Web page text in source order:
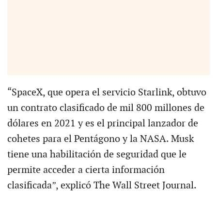
“SpaceX, que opera el servicio Starlink, obtuvo
un contrato clasificado de mil 800 millones de
dólares en 2021 y es el principal lanzador de
cohetes para el Pentágono y la NASA. Musk
tiene una habilitación de seguridad que le
permite acceder a cierta información
clasificada”, explicó The Wall Street Journal.